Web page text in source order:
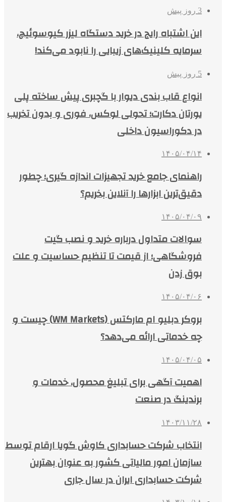
3 روز پیش
این اشتباه رایج در خرید دستگاه لیزر کیوسوئیچ،
سرمایه کلینیک‌های زیبایی را نابود می‌کند!
5 روز پیش
انواع قاب بندی دیوار با گچبری پیش ساخته پلی
یورتان دکارت؛ تحولی لوکس، فوری و بدون تخریب
در دکوراسیون داخلی
۱۴۰۵/۰۴/۱۴
راهنمای جامع خرید تجهیزات اندازه گیری؛ چطور
دقیق‌ترین ابزارها را آنلاین بخریم؟
۱۴۰۵/۰۴/۰۹
سوالات متداول درباره خرید و نصب گیت
فروشگاهی؛ از قیمت تا تنظیم حساسیت و علت
بوق زدن
۱۴۰۵/۰۴/۰۶
بروکر دبلیو ام مارکتس (WM Markets) چیست و
چه خدماتی ارائه می‌دهد؟
۱۴۰۵/۰۴/۰۵
اهمیت آگهی برای تبلیغ محصول، خدمات و
برندینگ در صنعت
۱۴۰۳/۱۱/۲۸
انتخاب شرکت حسابداری کاوش گویا ارقام توسط
سازمان امور مالیاتی کشور به عنوان بهترین
شرکت حسابداری ایران در سال جاری